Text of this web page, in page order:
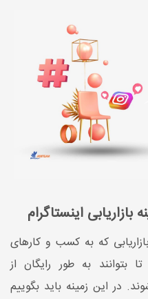
اینستاگرام
که به کسب‌ و کارهای
بتوانند به طور رایگان از
در این زمینه باید بگوییم